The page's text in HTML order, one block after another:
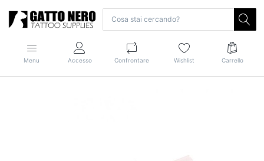
Menu Accesso Confrontare Wishlist Carrello